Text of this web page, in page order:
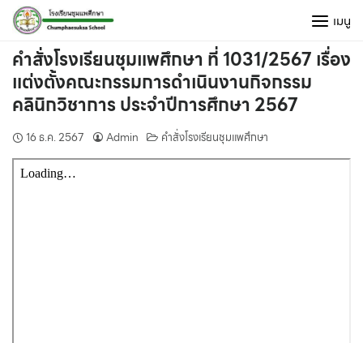
Skip
content
เมนู
คำสั่งโรงเรียนชุมแพศึกษา ที่ 1031/2567 เรื่อง
แต่งตั้งคณะกรรมการดำเนินงานกิจกรรม
คลินิกวิชาการ ประจำปีการศึกษา 2567
16 ธ.ค. 2567 Admin คำสั่งโรงเรียนชุมแพศึกษา